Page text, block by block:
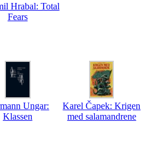
Hrabal: Total
Fears
Ungar:
Klassen
Karel Čapek: Krigen
med salamandrene